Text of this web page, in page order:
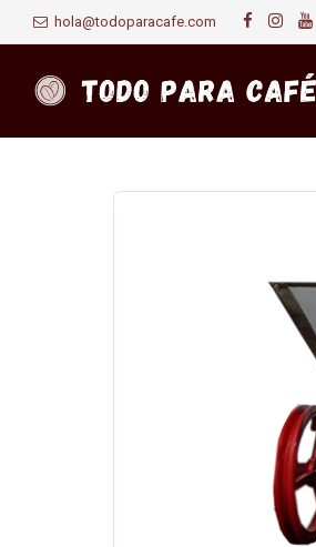
hola@todoparacafe.com